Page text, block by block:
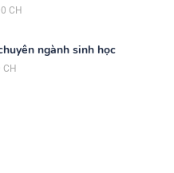
CH
ngành sinh học